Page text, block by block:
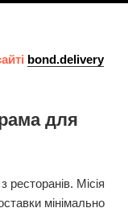
bond.delivery
для
ресторанів. Місія
мінімально